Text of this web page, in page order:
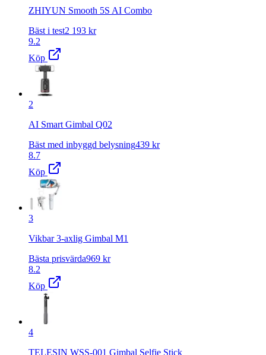
ZHIYUN Smooth 5S AI Combo
Bäst i test2 193 kr
9.2
Köp
2
AI Smart Gimbal Q02
Bäst med inbyggd belysning439 kr
8.7
Köp
3
Vikbar 3-axlig Gimbal M1
Bästa prisvärda969 kr
8.2
Köp
4
TELESIN WSS-001 Gimbal Selfie Stick